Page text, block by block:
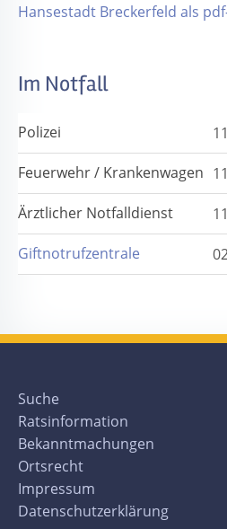
Hansestadt Breckerfeld als
Im Notfall
Polizei
Feuerwehr / Krankenwagen
Ärztlicher Notfalldienst
Giftnotrufzentrale
Suche
Ratsinformation
Bekanntmachungen
Ortsrecht
Impressum
Datenschutzerklärung